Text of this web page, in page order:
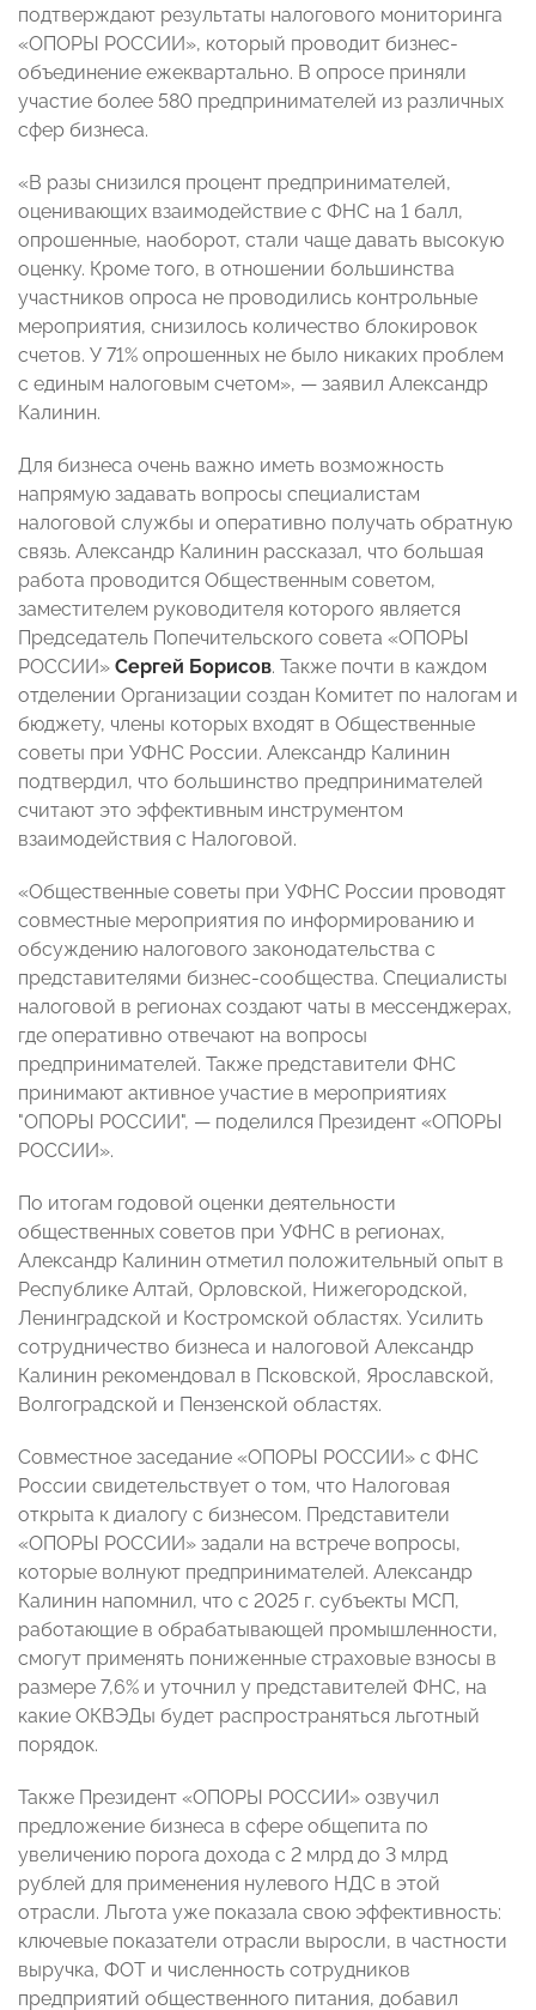
подтверждают результаты налогового мониторинга
«ОПОРЫ РОССИИ», который проводит бизнес-
объединение ежеквартально. В опросе приняли
участие более 580 предпринимателей из различных
сфер бизнеса.
«В разы снизился процент предпринимателей,
оценивающих взаимодействие с ФНС на 1 балл,
опрошенные, наоборот, стали чаще давать высокую
оценку. Кроме того, в отношении большинства
участников опроса не проводились контрольные
мероприятия, снизилось количество блокировок
счетов. У 71% опрошенных не было никаких проблем
с единым налоговым счетом», — заявил Александр
Калинин.
Для бизнеса очень важно иметь возможность
напрямую задавать вопросы специалистам
налоговой службы и оперативно получать обратную
связь. Александр Калинин рассказал, что большая
работа проводится Общественным советом,
заместителем руководителя которого является
Председатель Попечительского совета «ОПОРЫ
РОССИИ» Сергей Борисов. Также почти в каждом
отделении Организации создан Комитет по налогам и
бюджету, члены которых входят в Общественные
советы при УФНС России. Александр Калинин
подтвердил, что большинство предпринимателей
считают это эффективным инструментом
взаимодействия с Налоговой.
«Общественные советы при УФНС России проводят
совместные мероприятия по информированию и
обсуждению налогового законодательства с
представителями бизнес-сообщества. Специалисты
налоговой в регионах создают чаты в мессенджерах,
где оперативно отвечают на вопросы
предпринимателей. Также представители ФНС
принимают активное участие в мероприятиях
"ОПОРЫ РОССИИ", — поделился Президент «ОПОРЫ
РОССИИ».
По итогам годовой оценки деятельности
общественных советов при УФНС в регионах,
Александр Калинин отметил положительный опыт в
Республике Алтай, Орловской, Нижегородской,
Ленинградской и Костромской областях. Усилить
сотрудничество бизнеса и налоговой Александр
Калинин рекомендовал в Псковской, Ярославской,
Волгоградской и Пензенской областях.
Совместное заседание «ОПОРЫ РОССИИ» с ФНС
России свидетельствует о том, что Налоговая
открыта к диалогу с бизнесом. Представители
«ОПОРЫ РОССИИ» задали на встрече вопросы,
которые волнуют предпринимателей. Александр
Калинин напомнил, что с 2025 г. субъекты МСП,
работающие в обрабатывающей промышленности,
смогут применять пониженные страховые взносы в
размере 7,6% и уточнил у представителей ФНС, на
какие ОКВЭДы будет распространяться льготный
порядок.
Также Президент «ОПОРЫ РОССИИ» озвучил
предложение бизнеса в сфере общепита по
увеличению порога дохода с 2 млрд до 3 млрд
рублей для применения нулевого НДС в этой
отрасли. Льгота уже показала свою эффективность:
ключевые показатели отрасли выросли, в частности
выручка, ФОТ и численность сотрудников
предприятий общественного питания, добавил